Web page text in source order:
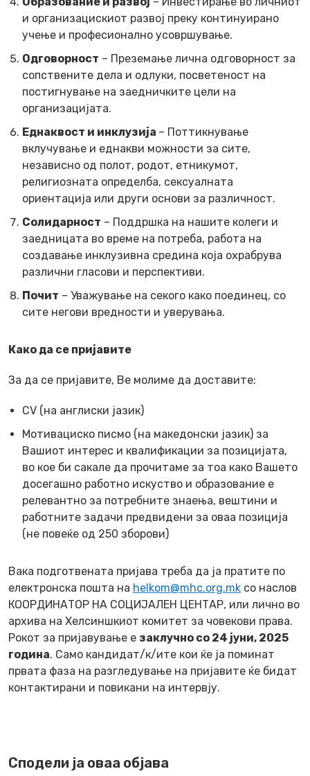
и организацискиот развој преку континуирано
учење и професионално усовршување.
Одговорност – Преземање лична одговорност за
сопствените дела и одлуки, посветеност на
постигнување на заедничките цели на
организацијата.
Еднаквост и инклузија – Поттикнување
вклучување и еднакви можности за сите,
независно од полот, родот, етникумот,
религиозната определба, сексуалната
ориентација или други основи за различност.
Солидарност – Поддршка на нашите колеги и
заедницата во време на потреба, работа на
создавање инклузивна средина која охрабрува
различни гласови и перспективи.
Почит – Уважување на секого како поединец, со
сите негови вредности и уверувања.
Како да се пријавите
За да се пријавите, Ве молиме да доставите:
CV (на англиски јазик)
Мотивациско писмо (на македонски јазик) за
Вашиот интерес и квалификации за позицијата,
во кое би сакале да прочитаме за тоа како Вашето
досегашно работно искуство и образование е
релевантно за потребните знаења, вештини и
работните задачи предвидени за оваа позиција
(не повеќе од 250 зборови)
Вака подготвената пријава треба да ја пратите по
електронска пошта на helkom@mhc.org.mk со наслов
КООРДИНАТОР НА СОЦИЈАЛЕН ЦЕНТАР, или лично во
архива на Хелсиншкиот комитет за човекови права.
Рокот за пријавување е заклучно со 24 јуни, 2025
година. Само кандидат/к/ите кои ќе ја поминат
првата фаза на разгледување на пријавите ќе бидат
контактирани и повикани на интервју.
Сподели ја оваа објава